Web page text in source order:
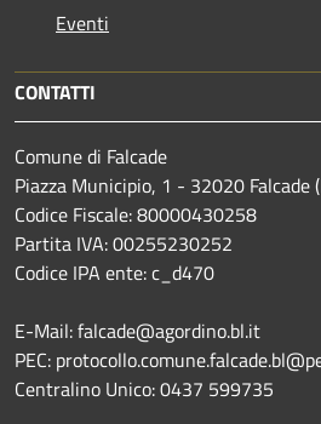
Eventi
CONTATTI
Comune di Falcade
Piazza Municipio, 1 - 32020 Falcade
Codice Fiscale: 80000430258
Partita IVA: 00255230252
Codice IPA ente: c_d470
E-Mail: falcade@agordino.bl.it
PEC:
Centralino Unico: 0437 599735